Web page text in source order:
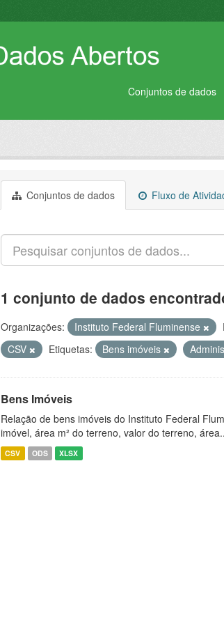
Conjuntos de dados
Conjuntos de dados Fluxo de
1 conjunto de dados
Organizações: Instituto Federal Fluminense
CSV
Etiquetas: Bens imóveis
Bens Imóveis
Relação de bens imóveis do Instituto Federal
imóvel, área m² do terreno, valor do terreno,
CSV ODS XLSX